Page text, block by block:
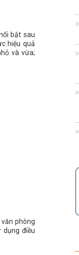
bật sau
hiệu quả
và vừa;
phòng
dụng điều